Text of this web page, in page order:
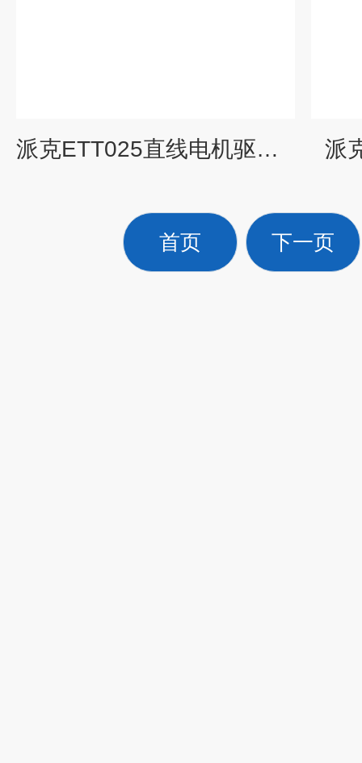
派克ETT025直线电机驱动的电动缸 派
首页 下一页